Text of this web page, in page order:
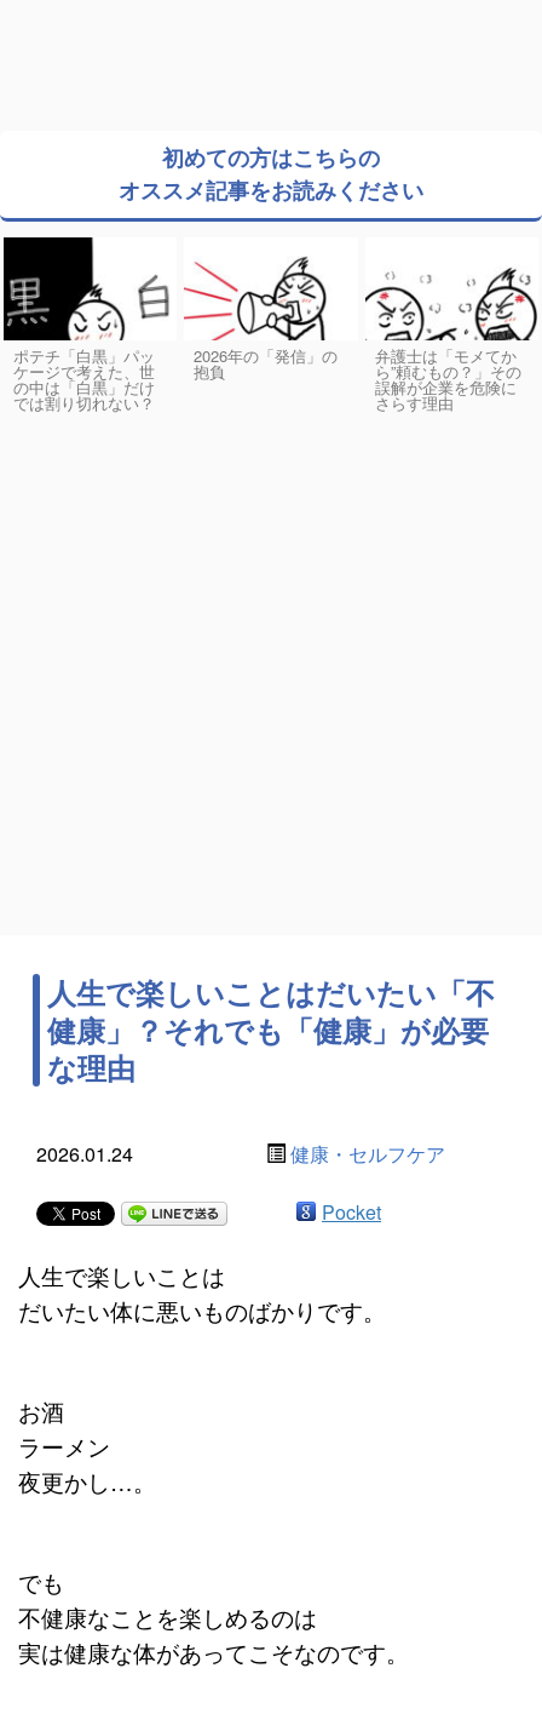
初めての方はこちらの
オススメ記事をお読みください
ポテチ「白黒」パッ
ケージで考えた、世
の中は「白黒」だけ
では割り切れない？
2026年の「発信」の
抱負
弁護士は「モメてか
ら”頼むもの？」その
誤解が企業を危険に
さらす理由
人生で楽しいことはだいたい「不
健康」？それでも「健康」が必要
な理由
2026.01.24 健康・セルフケア
Pocket
人生で楽しいことは
だいたい体に悪いものばかりです。
お酒
ラーメン
夜更かし…。
でも
不健康なことを楽しめるのは
実は健康な体があってこそなのです。